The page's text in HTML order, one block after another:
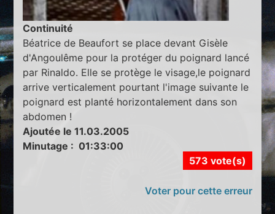
Continuité
Béatrice de Beaufort se place devant Gisèle
d'Angoulême pour la protéger du poignard lancé
par Rinaldo. Elle se protège le visage,le poignard
arrive verticalement pourtant l'image suivante le
poignard est planté horizontalement dans son
abdomen !
Ajoutée le 11.03.2005
Minutage : 01:33:00
573 vote(s)
Voter pour cette erreur